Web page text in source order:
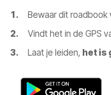
Bewaar dit
Vindt het in de GPS
Laat je leiden, het is